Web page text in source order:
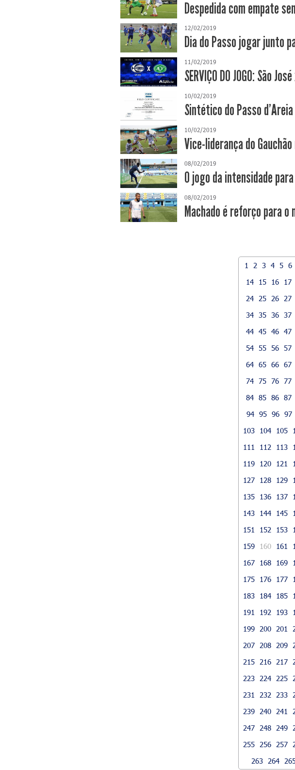
Despedida com empate
12/02/2019
Dia do Passo jogar junto
11/02/2019
SERVIÇO DO JOGO: São
10/02/2019
Sintético do Passo
10/02/2019
Vice-liderança do
08/02/2019
O jogo da intensidade
08/02/2019
Machado é reforço para o
1 2 3 4 5 6
14
15 16 17
24
25 26 27
34 35 36 37
44 45 46 47
54 55 56 57
64 65 66 67
74 75 76 77
84 85 86 87
94 95 96 97
103
104 105
111
112 113
119
120 121
127
128 129
135
136 137
143
144 145
151
152 153
159
160 161
167
168 169
175
176 177
183
184 185
191
192 193
199
200 201
207
208 209
215
216 217
223
224 225
231
232 233
239
240 241
247
248 249
255
256 257
263
264